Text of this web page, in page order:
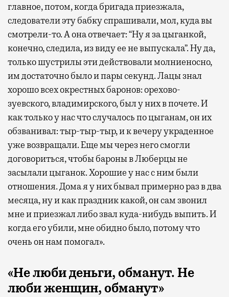
главное, потом, когда бригада приезжала,
следователи эту бабку спрашивали, мол, куда вы
смотрели-то. А она отвечает: “Ну я за цыганкой,
конечно, следила, из виду ее не выпускала”. Ну да,
только шустрилы эти действовали молниеносно,
им достаточно было и пары секунд. Лацы знал
хорошо всех окрестных баронов: орехово-
зуевского, владимирского, был у них в почете. И
как только у нас что случалось по цыганам, он их
обзванивал: тыр-тыр-тыр, и к вечеру украденное
уже возвращали. Еще мы через него смогли
договориться, чтобы бароны в Люберцы не
засылали цыганок. Хорошие у нас с ним были
отношения. Дома я у них бывал примерно раз в два
месяца, ну и как праздник какой, он сам звонил
мне и приезжал либо звал куда-нибудь выпить. И
когда его убили, мне обидно было, потому что
очень он нам помогал».
«Не люби деньги, обманут. Не
люби женщин, обманут»